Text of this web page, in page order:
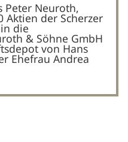
Peter Neuroth,
Aktien der Scherzer
die
& Söhne GmbH
von Hans
Ehefrau Andrea